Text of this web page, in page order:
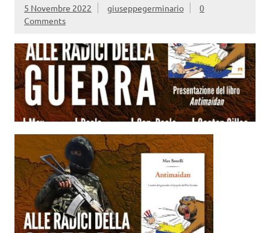
5 Novembre 2022 giuseppegerminario
0
Comments